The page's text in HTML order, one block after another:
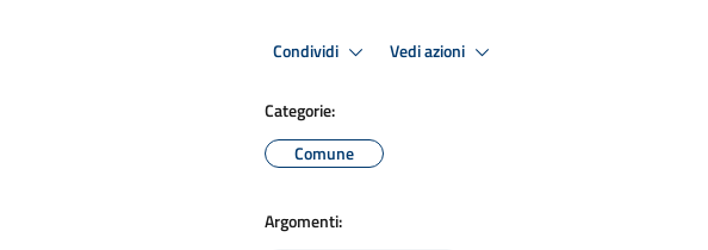
Condividi Vedi azioni
Categorie:
Comune
Argomenti: